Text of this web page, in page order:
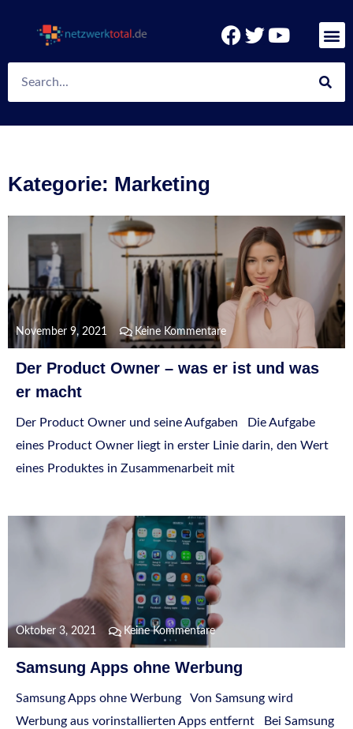
Kategorie: Marketing
November 9, 2021 Keine Kommentare
Der Product Owner – was er ist und was
er macht
Der Product Owner und seine Aufgaben Die Aufgabe
eines Product Owner liegt in erster Linie darin, den Wert
eines Produktes in Zusammenarbeit mit
Oktober 3, 2021 Keine Kommentare
Samsung Apps ohne Werbung
Samsung Apps ohne Werbung Von Samsung wird
Werbung aus vorinstallierten Apps entfernt Bei Samsung